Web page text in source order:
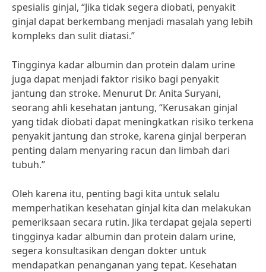
spesialis ginjal, “Jika tidak segera diobati, penyakit
ginjal dapat berkembang menjadi masalah yang lebih
kompleks dan sulit diatasi.”
Tingginya kadar albumin dan protein dalam urine
juga dapat menjadi faktor risiko bagi penyakit
jantung dan stroke. Menurut Dr. Anita Suryani,
seorang ahli kesehatan jantung, “Kerusakan ginjal
yang tidak diobati dapat meningkatkan risiko terkena
penyakit jantung dan stroke, karena ginjal berperan
penting dalam menyaring racun dan limbah dari
tubuh.”
Oleh karena itu, penting bagi kita untuk selalu
memperhatikan kesehatan ginjal kita dan melakukan
pemeriksaan secara rutin. Jika terdapat gejala seperti
tingginya kadar albumin dan protein dalam urine,
segera konsultasikan dengan dokter untuk
mendapatkan penanganan yang tepat. Kesehatan